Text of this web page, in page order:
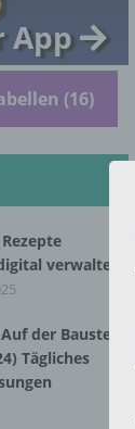
App
(16)
verwalten
der Baustelle
Tägliches